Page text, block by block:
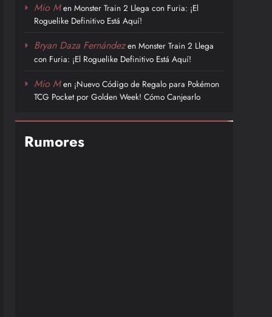
Mio MenMonster Train 2 Llega con Furia: ¡El
Roguelike Definitivo Está Aquí!
Bryan Daza FernándezenMonster Train 2 Llega
con Furia: ¡El Roguelike Definitivo Está Aquí!
Mio Men ¡Nuevo Código de Regalo para Pokémon
TCG Pocket por Golden Week! Cómo Canjearlo
Rumores